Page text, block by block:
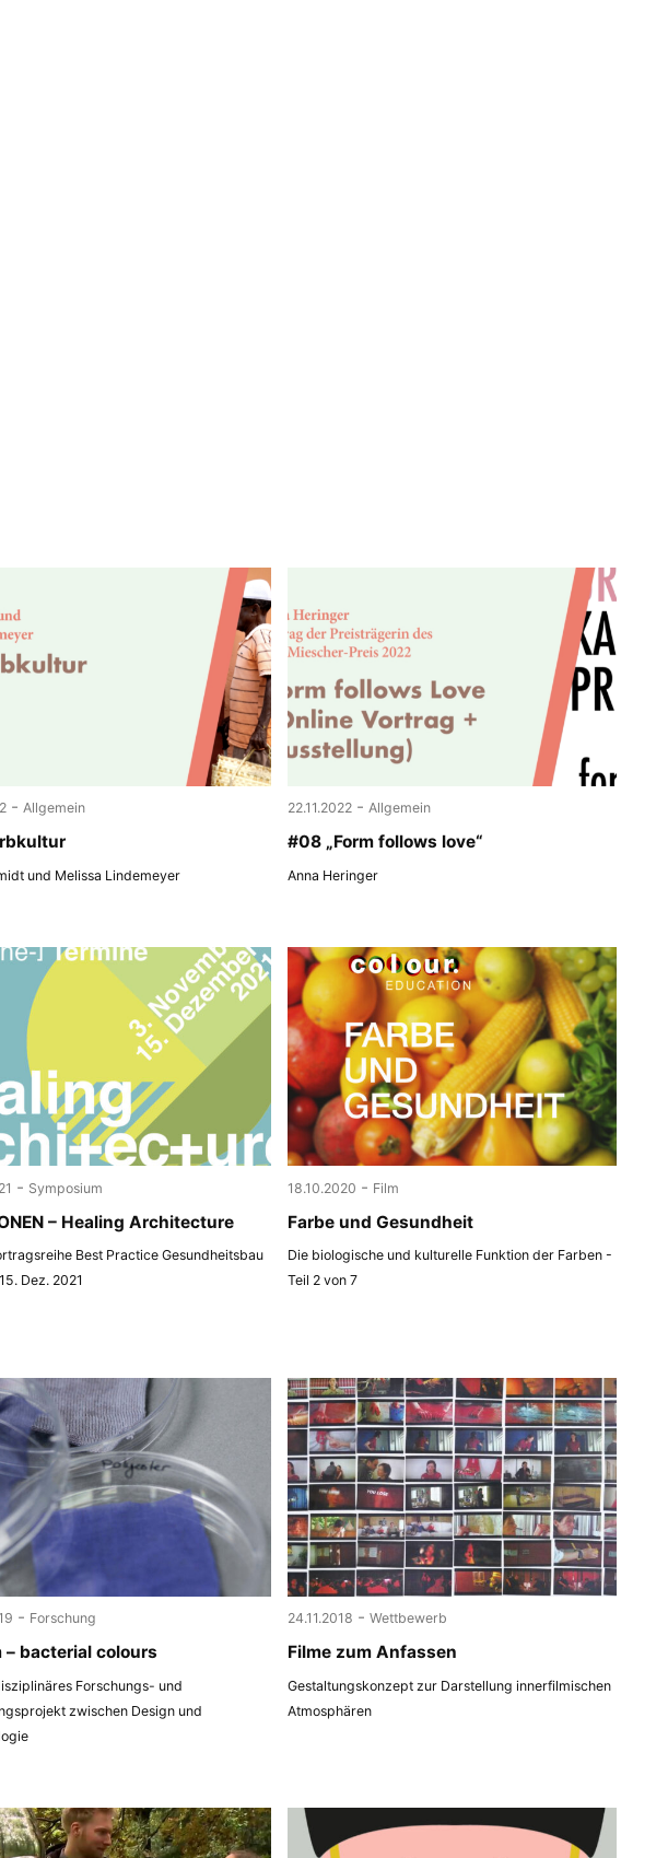
- Allgemein
und Melissa Lindemeyer
22.11.2022 - Allgemein
#08 „Form follows love“
Anna Heringer
- Symposium
– Healing Architecture
Best Practice Gesundheitsbau
Dez. 2021
18.10.2020 - Film
Farbe und Gesundheit
Die biologische und kulturelle Funktion der Farben -
Teil 2 von 7
- Forschung
– bacterial colours
Forschungs- und
zwischen Design und
24.11.2018 - Wettbewerb
Filme zum Anfassen
Gestaltungskonzept zur Darstellung innerfilmischen
Atmosphären